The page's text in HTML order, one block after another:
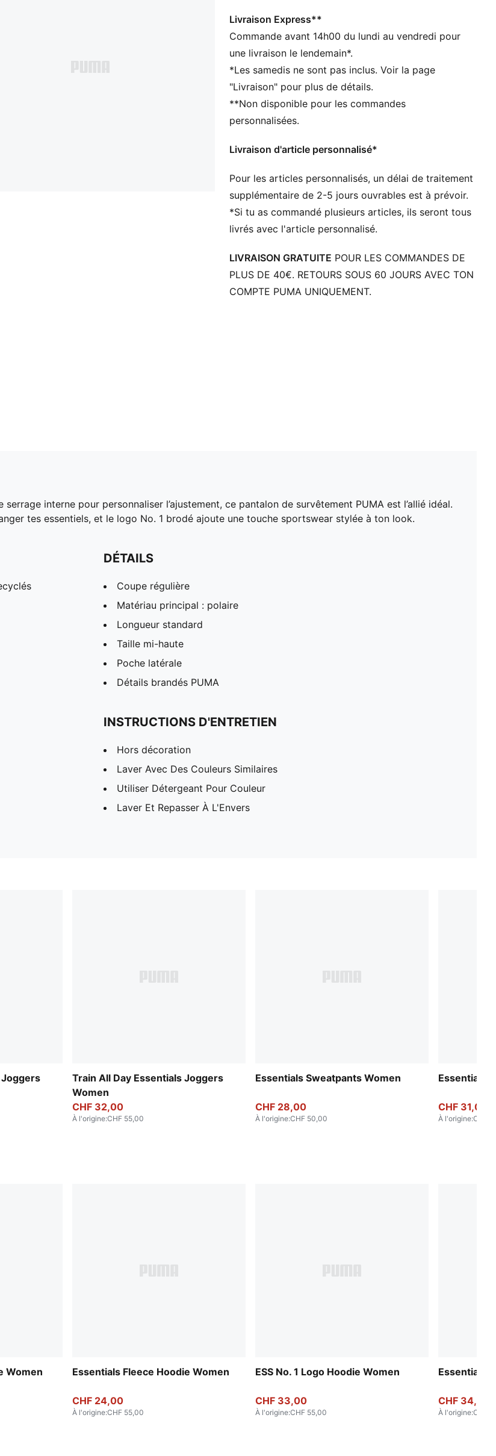
recyclés
DÉTAILS
Coupe régulière
Longueur standard
Taille mi-haute
Poche latérale
Détails brandés PUMA
Livraison Express**
Commande avant 14h00 du lundi au vendredi pour
une livraison le lendemain*.
*Les samedis ne sont pas inclus. Voir la page
"Livraison" pour plus de détails.
**Non disponible pour les commandes
personnalisées.
Livraison d'article personnalisé*
Pour les articles personnalisés, un délai de traitement
supplémentaire de 2-5 jours ouvrables est à prévoir.
*Si tu as commandé plusieurs articles, ils seront tous
livrés avec l'article personnalisé.
LIVRAISON GRATUITE POUR LES COMMANDES DE
PLUS DE 40€. RETOURS SOUS 60 JOURS AVEC TON
COMPTE PUMA UNIQUEMENT.
interne pour personnaliser l’ajustement, ce pantalon de survêtement PUMA est l’allié idéal.
tes essentiels, et le logo No. 1 brodé ajoute une touche sportswear stylée à ton look.
DÉTAILS
Coupe régulière
Matériau principal : polaire
Longueur standard
Taille mi-haute
Poche latérale
Détails brandés PUMA
INSTRUCTIONS D'ENTRETIEN
Hors décoration
Laver Avec Des Couleurs Similaires
Utiliser Détergeant Pour Couleur
Laver Et Repasser À L'Envers
Joggers
Train All Day Essentials Joggers
Women
CHF 32,00
À l'origine:CHF 55,00
Essentials Sweatpants Women
CHF 28,00
À l'origine:CHF 50,00
Essentials
CHF 31,00
À l'origine:CHF
Women Essentials Fleece Hoodie Women
CHF 24,00
À l'origine:CHF 55,00
ESS No. 1 Logo Hoodie Women
CHF 33,00
À l'origine:CHF 55,00
Essentials
CHF 34,00
À l'origine:CHF